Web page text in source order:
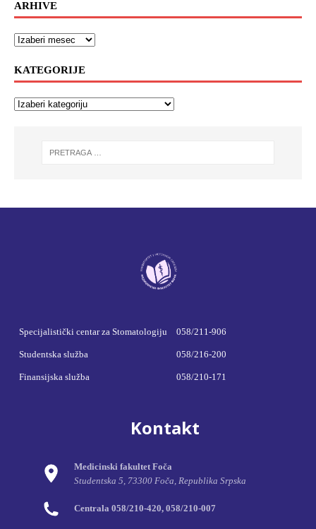
ARHIVE
KATEGORIJE
Specijalistički centar za Stomatologiju 058/211-906
Studentska služba 058/216-200
Finansijska služba 058/210-171
Kontakt
Medicinski fakultet Foča
Studentska 5, 73300 Foča, Republika Srpska
Centrala 058/210-420, 058/210-007